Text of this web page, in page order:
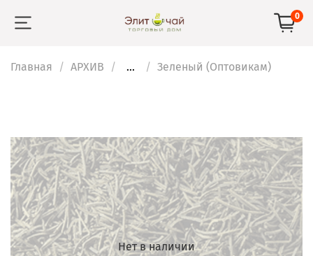
0
Главная АРХИВ ... Зеленый (Оптовикам)
Нет в наличии